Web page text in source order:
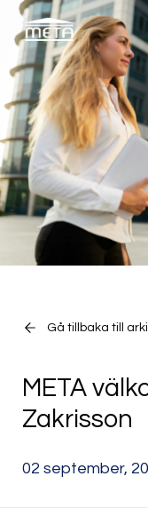
Gå tillbaka till
META
Zakrisson
02 september,